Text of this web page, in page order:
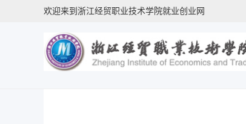
欢迎来到浙江经贸职业技术学院就业创业网